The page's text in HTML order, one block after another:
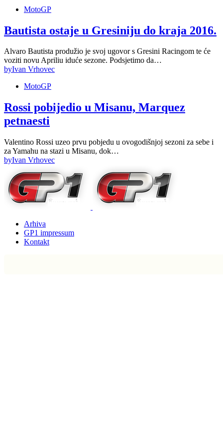
MotoGP
Bautista ostaje u Gresiniju do kraja 2016.
Alvaro Bautista produžio je svoj ugovor s Gresini Racingom te će
voziti novu Apriliu iduće sezone. Podsjetimo da…
byIvan Vrhovec
MotoGP
Rossi pobijedio u Misanu, Marquez
petnaesti
Valentino Rossi uzeo prvu pobjedu u ovogodišnjoj sezoni za sebe i
za Yamahu na stazi u Misanu, dok…
byIvan Vrhovec
Arhiva
GP1 impressum
Kontakt